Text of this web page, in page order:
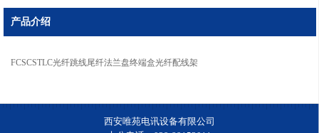
产品介绍
FCSCSTLC光纤跳线尾纤法兰盘终端盒光纤配线架
西安唯苑电讯设备有限公司